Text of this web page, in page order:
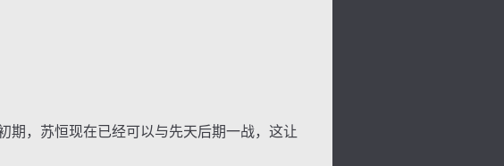
，苏恒现在已经可以与先天后期一战，这让